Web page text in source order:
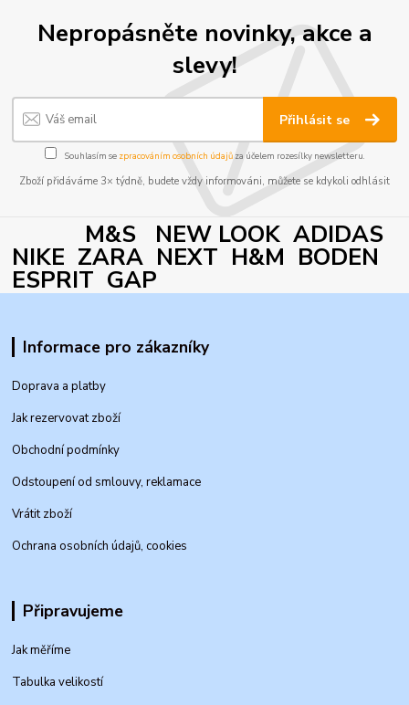
Nepropásněte novinky, akce a
slevy!
Přihlásit se
Souhlasím se zpracováním osobních údajůza účelem rozesílky newsletteru.
Zboží přidáváme 3× týdně, budete vždy informováni, můžete se kdykoli odhlásit
M&S NEW LOOK ADIDAS
NIKE ZARA NEXT H&M BODEN
ESPRIT GAP
Informace pro zákazníky
Doprava a platby
Jak rezervovat zboží
Obchodní podmínky
Odstoupení od smlouvy, reklamace
Vrátit zboží
Ochrana osobních údajů, cookies
Připravujeme
Jak měříme
Tabulka velikostí